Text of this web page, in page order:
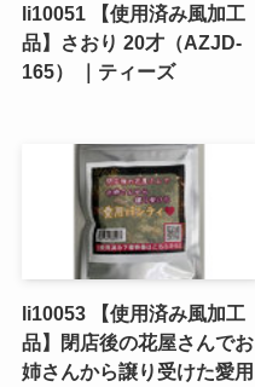
li10051 【使用済み風加工
品】さおり 20才（AZJD-
165） ｜ティーズ
li10053 【使用済み風加工
品】閉店後の花屋さんでお
姉さんから譲り受けた愛用